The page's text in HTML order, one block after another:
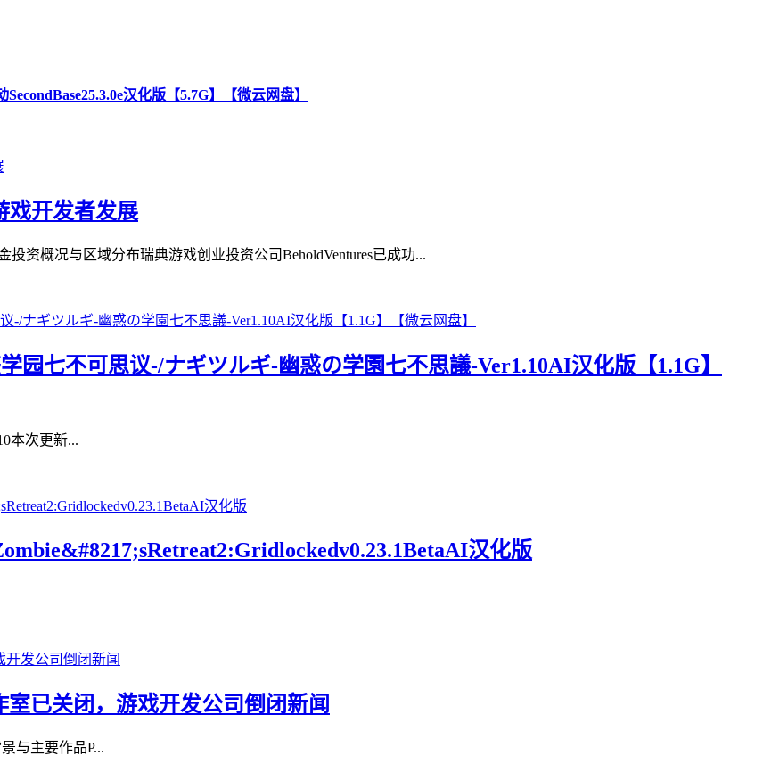
汉化版【5.7G】【微云网盘】
戏开发者发展
投资概况与区域分布瑞典游戏创业投资公司BeholdVentures已成功...
园七不可思议-/ナギツルギ-幽惑の学園七不思議-Ver1.10AI汉化版【1.1G】
本次更新...
汉化版
已关闭，游戏开发公司倒闭新闻
与主要作品P...